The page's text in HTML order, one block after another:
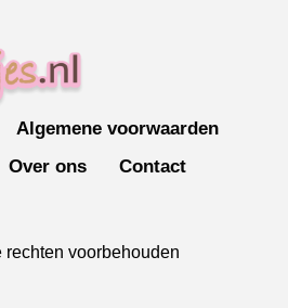
Algemene voorwaarden
Over ons Contact
voorbehouden